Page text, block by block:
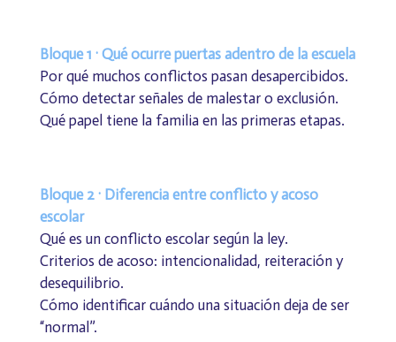
Bloque 1 · Qué ocurre puertas adentro de la escuela
Por qué muchos conflictos pasan desapercibidos.
Cómo detectar señales de malestar o exclusión.
Qué papel tiene la familia en las primeras etapas.
Bloque 2 · Diferencia entre conflicto y acoso
escolar
Qué es un conflicto escolar según la ley.
Criterios de acoso: intencionalidad, reiteración y
desequilibrio.
Cómo identificar cuándo una situación deja de ser
“normal”.